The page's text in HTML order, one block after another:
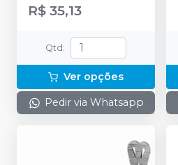
R$ 35,13
Qtd :
Ver opções
Pedir via Whatsapp